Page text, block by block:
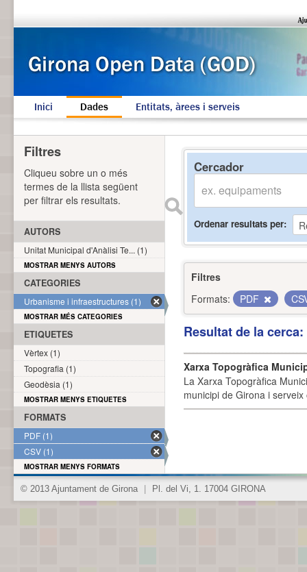
Inici Dades Entitats, àrees i serveis
Cercador
Ordenar resultats per
Filtres
Formats:
PDF
Resultat de la
Xarxa Topogràfica
La Xarxa Topogràfica
municipi de Girona i
Filtres
Cliqueu sobre un o més
termes de la llista següent
per filtrar els resultats.
AUTORS
Unitat Municipal d'Anàlisi Te... (1)
MOSTRAR MENYS AUTORS
CATEGORIES
Urbanisme i infraestructures (1)
MOSTRAR MÉS CATEGORIES
ETIQUETES
Vèrtex (1)
Topografia (1)
Geodèsia (1)
MOSTRAR MENYS ETIQUETES
FORMATS
PDF (1)
CSV (1)
MOSTRAR MENYS FORMATS
© 2013 Ajuntament de Girona Pl. del Vi, 1. 17004 GIRONA